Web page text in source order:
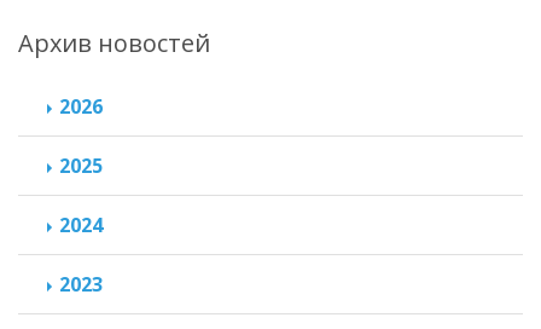
Архив новостей
2026
2025
2024
2023